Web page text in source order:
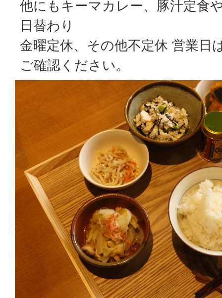
他にもキーマカレー、豚汁定食
日替わり
金曜定休、その他不定休 営業日
ご確認ください。